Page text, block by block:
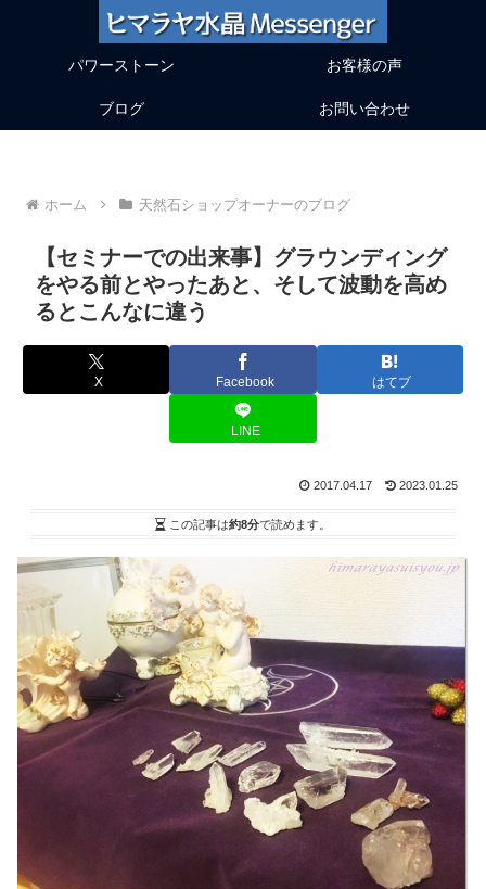
パワーストーン お客様の声
ブログ お問い合わせ
ホーム 天然石ショップオーナーのブログ
【セミナーでの出来事】グラウンディング
をやる前とやったあと、そして波動を高め
るとこんなに違う
X Facebook はてブ
LINE
2017.04.17 2023.01.25
この記事は約8分で読めます。